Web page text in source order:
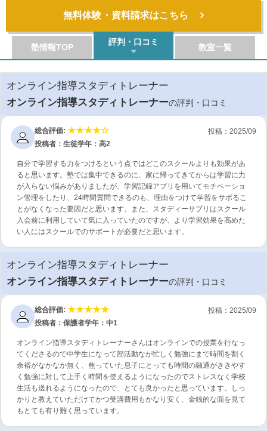
無料体験・資料請求はこちら
塾情報TOP
評判・口コミ
教室一覧
オンライン指導スタディトレーナー
オンライン指導スタディトレーナーの評判・口コミ
投稿：2025/09
総合評価:
投稿者：生徒学年：高2
自分で学習する力をつけるという点ではどこのスクールよりも効果があ
ると思います。塾では集中できるのに、家に帰ってきてからは学習に力
が入らない悩みがありましたが、学習記録アプリを用いてモチベーショ
ン管理をしたり、24時間質問できるのも、理由をつけて学習をサボるこ
とがなくなった要因だと思います。また、スタディーサプリはスクール
入会前に利用していて気に入っていたのですが、より学習効果を高めた
い人にはスクールでのサポートが必要だと思います。
オンライン指導スタディトレーナー
オンライン指導スタディトレーナーの評判・口コミ
投稿：2025/09
総合評価:
投稿者：保護者学年：中1
オンライン指導スタディトレーナーさんはオンラインでの授業を行なっ
てくださるので中学生になって部活動なが忙しく勉強にまで時間を割く
余裕がなかなか無く、焦っていた息子にとっても時間の融通がききやす
く勉強に対して上手く時間を使えるようになったのでストレスなく学校
生活も送れるようになったので、とても良かったと思っています。しっ
かりと教えていただけてかつ受講費用もかなり安く、金銭的な面を見て
もとても有り難く思っています。